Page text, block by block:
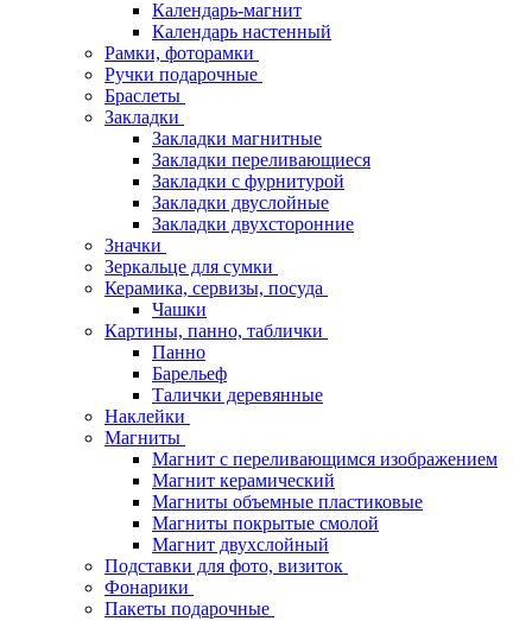
Календарь-магнит
Календарь настенный
Рамки, фоторамки
Ручки подарочные
Браслеты
Закладки
Закладки магнитные
Закладки переливающиеся
Закладки с фурнитурой
Закладки двуслойные
Закладки двухсторонние
Значки
Зеркальце для сумки
Керамика, сервизы, посуда
Чашки
Картины, панно, таблички
Панно
Барельеф
Талички деревянные
Наклейки
Магниты
Магнит с переливающимся изображением
Магнит керамический
Магниты объемные пластиковые
Магниты покрытые смолой
Магнит двухслойный
Подставки для фото, визиток
Фонарики
Пакеты подарочные